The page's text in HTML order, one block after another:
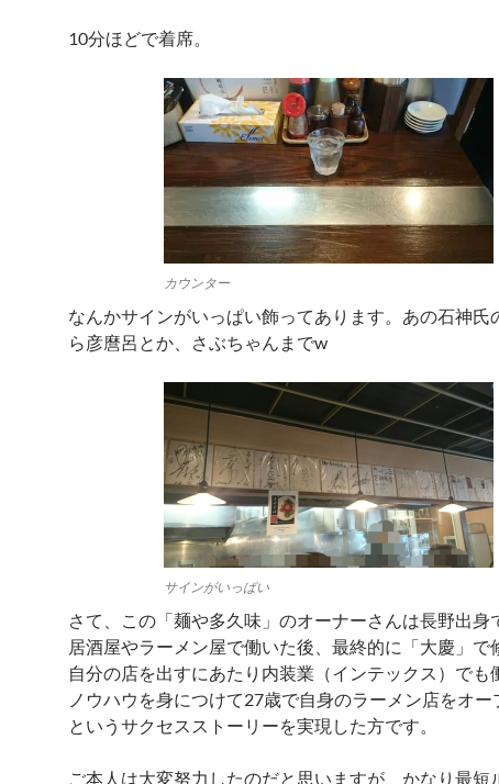
10分ほどで着席。
カウンター
なんかサインがいっぱい飾ってあります。あの石神氏
ら彦麿呂とか、さぶちゃんまでw
サインがいっぱい
さて、この「麺や多久味」のオーナーさんは長野出身
居酒屋やラーメン屋で働いた後、最終的に「大慶」で
自分の店を出すにあたり内装業（インテックス）でも
ノウハウを身につけて27歳で自身のラーメン店をオー
というサクセスストーリーを実現した方です。
ご本人は大変努力したのだと思いますが、かなり最短